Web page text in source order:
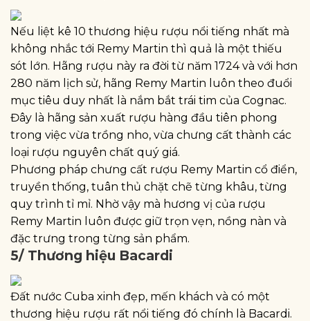
Nếu liệt kê 10 thương hiệu rượu nổi tiếng nhất mà
không nhắc tới Remy Martin thì quả là một thiếu
sót lớn. Hãng rượu này ra đời từ năm 1724 và với hơn
280 năm lịch sử, hãng Remy Martin luôn theo đuổi
mục tiêu duy nhất là nắm bắt trái tim của Cognac.
Đây là hãng sản xuất rượu hàng đầu tiên phong
trong việc vừa trồng nho, vừa chưng cất thành các
loại rượu nguyên chất quý giá.
Phương pháp chưng cất rượu Remy Martin cổ điển,
truyền thống, tuân thủ chặt chẽ từng khâu, từng
quy trình tỉ mỉ. Nhờ vậy mà hương vị của rượu
Remy Martin luôn được giữ trọn vẹn, nồng nàn và
đặc trưng trong từng sản phẩm.
5/ Thương hiệu Bacardi
Đất nước Cuba xinh đẹp, mến khách và có một
thương hiệu rượu rất nổi tiếng đó chính là Bacardi.